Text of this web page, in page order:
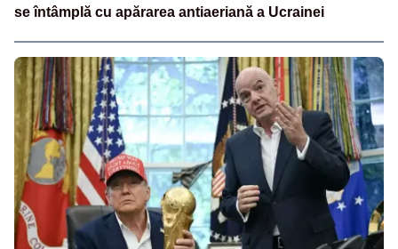
se întâmplă cu apărarea antiaeriană a Ucrainei